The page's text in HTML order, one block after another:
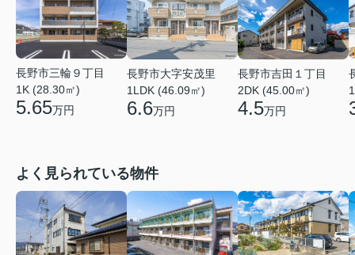
長野市三輪９丁目
1K (28.30㎡)
5.65万円
長野市大字安茂里
1LDK (46.09㎡)
6.6万円
長野市吉田１丁目
2DK (45.00㎡)
4.5万円
よく見られている物件